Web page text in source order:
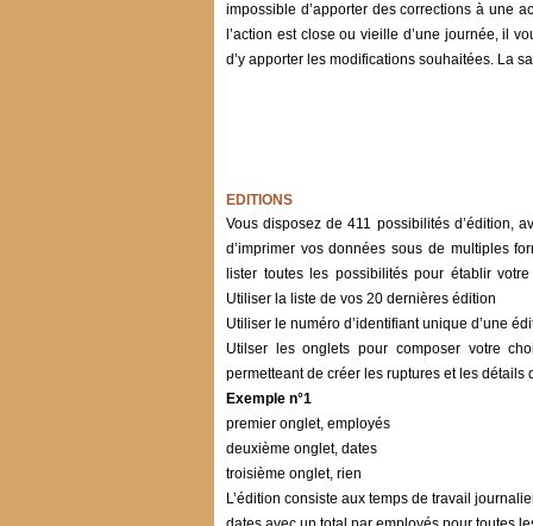
impossible d’apporter des corrections à une
l’action est close ou vieille d’une journée, il
d’y apporter les modifications souhaitées. La
EDITIONS
Vous disposez de 411 possibilités d’édition,
d’imprimer vos données sous de multiples
lister toutes les possibilités pour établir
Utiliser la liste de vos 20 dernières édition
Utiliser le numéro d’identifiant unique d’une
Utilser les onglets pour composer votre
permetteant de créer les ruptures et les détails
Exemple n°1
premier onglet, employés
deuxième onglet, dates
troisième onglet, rien
L’édition consiste aux temps de travail